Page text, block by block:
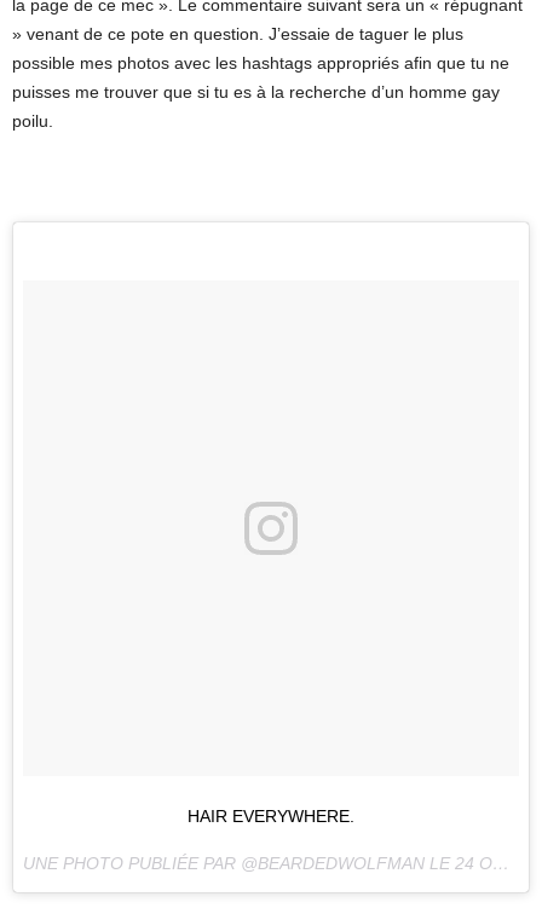
la page de ce mec ». Le commentaire suivant sera un « répugnant
» venant de ce pote en question. J’essaie de taguer le plus
possible mes photos avec les hashtags appropriés afin que tu ne
puisses me trouver que si tu es à la recherche d’un homme gay
poilu.
HAIR EVERYWHERE.
UNE PHOTO PUBLIÉE PAR @BEARDEDWOLFMAN LE 24 OCT. 2015 À 9H38 PDT